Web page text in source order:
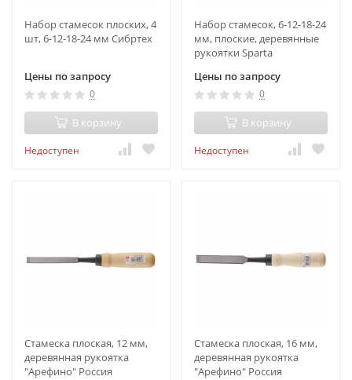
Набор стамесок плоских, 4
шт, 6-12-18-24 мм Сибртех
Цены по запросу
0
В корзину
Недоступен
Набор стамесок, 6-12-18-24
мм, плоские, деревянные
рукоятки Sparta
Цены по запросу
0
В корзину
Недоступен
Стамеска плоская, 12 мм,
деревянная рукоятка
"Арефино" Россия
Стамеска плоская, 16 мм,
деревянная рукоятка
"Арефино" Россия